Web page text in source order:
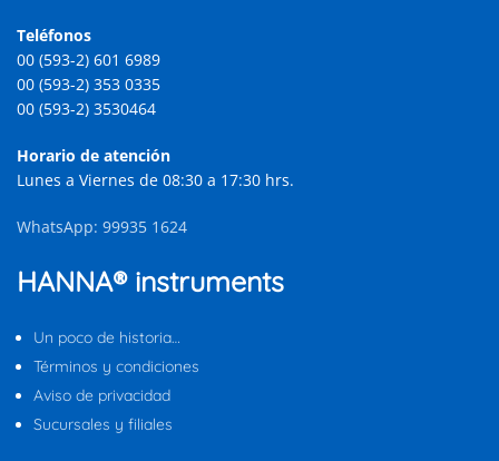
Teléfonos
00 (593-2) 601 6989
00 (593-2) 353 0335
00 (593-2) 3530464
Horario de atención
Lunes a Viernes de 08:30 a 17:30 hrs.
WhatsApp: 99935 1624
HANNA® instruments
Un poco de historia…
Términos y condiciones
Aviso de privacidad
Sucursales y filiales